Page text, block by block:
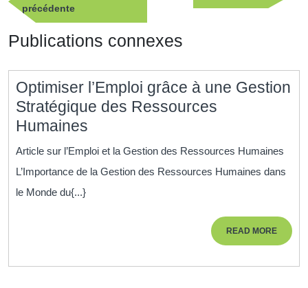
l’article
précédentePublication
précédente
Publications connexes
Optimiser l’Emploi grâce à une Gestion
Stratégique des Ressources
Humaines
l’Emploi
grâce
Article sur l’Emploi et la Gestion des Ressources Humaines
L’Importance de la Gestion des Ressources Humaines dans
le Monde du{...}
READ MOREREAD
MORE